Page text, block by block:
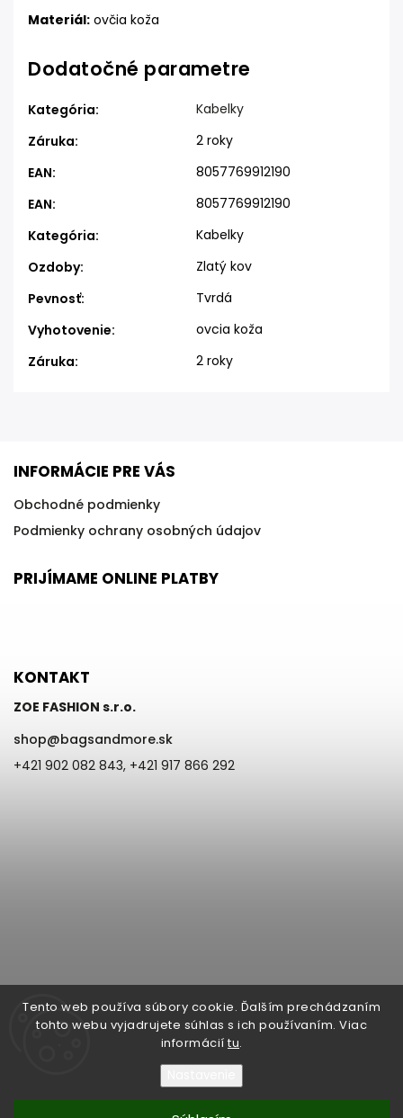
Tento web používa súbory cookie. Ďalším prechádzaním
tohto webu vyjadrujete súhlas s ich používaním. Viac
informácií tu.
Materiál: ovčia koža
Dodatočné parametre
Kategória:
Kabelky
Záruka:
2 roky
EAN:
8057769912190
EAN:
8057769912190
Kategória:
Kabelky
Ozdoby:
Zlatý kov
Pevnosť:
Tvrdá
Vyhotovenie:
ovcia koža
Záruka: 2 roky
INFORMÁCIE PRE VÁS
Obchodné podmienky
Podmienky ochrany osobných údajov
PRIJÍMAME ONLINE PLATBY
KONTAKT
ZOE FASHION s.r.o.
shop@bagsandmore.sk
+421 902 082 843, +421 917 866 292
Komárno, IČO: 44877790, IČ DPH: SK2022869090. Všetky práva
vyhradené.